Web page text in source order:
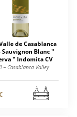
de Casablanca
Sauvignon Blanc "
" Indomita CV
– Casablanca Valley